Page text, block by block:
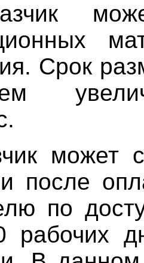
Срок
может
после
по
рабочих